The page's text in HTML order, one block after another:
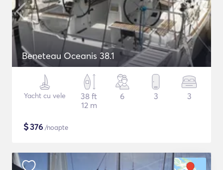
Beneteau Oceanis 38.1
Yacht cu vele
38 ft
12 m
6 3 3
$376 /noapte